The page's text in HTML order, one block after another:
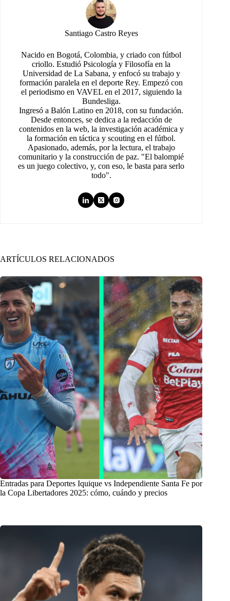
Santiago Castro Reyes
Nacido en Bogotá, Colombia, y criado con fútbol
criollo. Estudió Psicología y Filosofía en la
Universidad de La Sabana, y enfocó su trabajo y
formación paralela en el deporte Rey. Empezó con
el periodismo en VAVEL en el 2017, siguiendo la
Bundesliga.
Ingresó a Balón Latino en 2018, con su fundación.
Desde entonces, se dedica a la redacción de
contenidos en la web, la investigación académica y
la formación en táctica y scouting en el fútbol.
Apasionado, además, por la lectura, el trabajo
comunitario y la construcción de paz. "El balompié
es un juego colectivo, y, con eso, le basta para serlo
todo".
ARTÍCULOS RELACIONADOS
Entradas para Deportes Iquique vs Independiente Santa Fe por
la Copa Libertadores 2025: cómo, cuándo y precios